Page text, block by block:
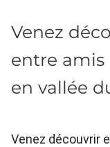
Venez
entre amis
en vallée
Venez découvrir